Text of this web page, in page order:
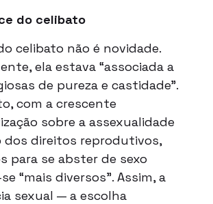
do celibato
celibato não é novidade.
ela estava “associada a
de pureza e castidade”.
com a crescente
sobre a assexualidade
dos direitos reprodutivos,
para se abster de sexo
“mais diversos”. Assim, a
sexual — a escolha